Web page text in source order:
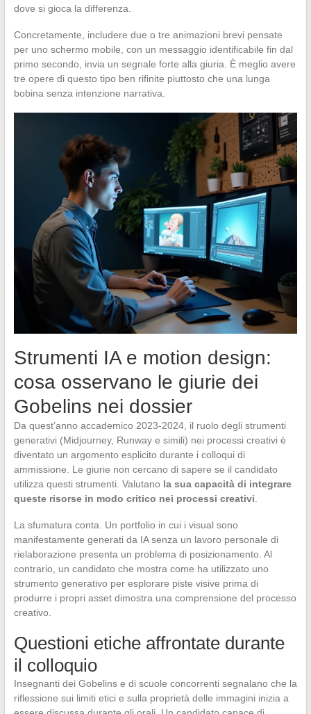
dove si gioca la differenza.
Concretamente, includere due o tre animazioni brevi pensate
per uno schermo mobile, con un messaggio identificabile fin dal
primo secondo, invia un segnale forte alla giuria. È meglio avere
tre opere di questo tipo ben rifinite piuttosto che una lunga
bobina senza intenzione narrativa.
Strumenti IA e motion design:
cosa osservano le giurie dei
Gobelins nei dossier
Da quest’anno accademico 2023-2024, il ruolo degli strumenti
generativi (Midjourney, Runway e simili) nei processi creativi è
diventato un argomento esplicito durante i colloqui di
ammissione. Le giurie non cercano di sapere se il candidato
utilizza questi strumenti. Valutano la sua capacità di integrare
queste risorse in modo critico nei processi creativi
La sfumatura conta. Un portfolio in cui i visual sono
manifestamente generati da IA senza un lavoro personale di
rielaborazione presenta un problema di posizionamento. Al
contrario, un candidato che mostra come ha utilizzato uno
strumento generativo per esplorare piste visive prima di
produrre i propri asset dimostra una comprensione del processo
creativo.
Questioni etiche affrontate durante
il colloquio
Insegnanti dei Gobelins e di scuole concorrenti segnalano che la
riflessione sui limiti etici e sulla proprietà delle immagini inizia a